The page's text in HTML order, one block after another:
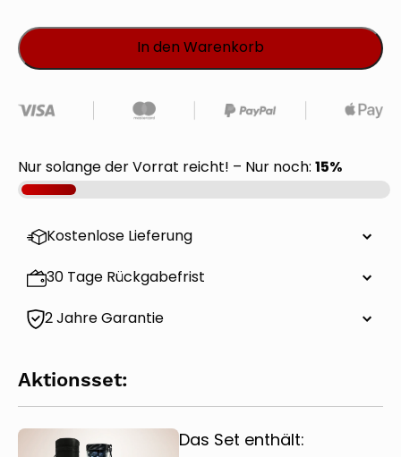
In den Warenkorb
Nur solange der Vorrat reicht! – Nur noch:15%
Kostenlose Lieferung
30 Tage Rückgabefrist
2 Jahre Garantie
Aktionsset:
Das Set enthält: